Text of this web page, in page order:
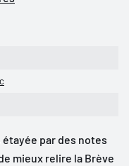
étayée par des notes
mieux relire la Brève